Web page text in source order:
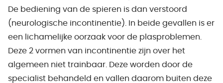
De bediening van de spieren is dan verstoord
(neurologische incontinentie). In beide gevallen is er
een lichamelijke oorzaak voor de plasproblemen.
Deze 2 vormen van incontinentie zijn over het
algemeen niet trainbaar. Deze worden door de
specialist behandeld en vallen daarom buiten deze